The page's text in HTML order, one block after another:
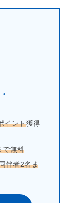
イント獲得
で無料
伴者2名ま